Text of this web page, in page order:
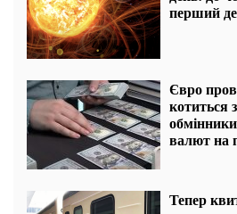
перший
Євро
котиться
валют на
Тепер